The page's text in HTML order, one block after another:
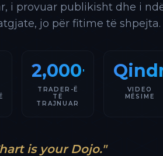
i provuar publikisht dhe i
jo për fitime të shpejta.
2,000+
TRADER-Ë
TË
TRAJNUAR
VIDEO
MËSIME
is your Dojo."